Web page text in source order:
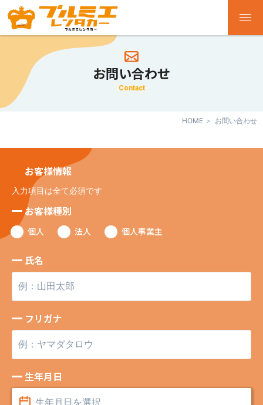
お問い合わせ
Contact
HOME お問い合わせ
お客様情報
入力項目は全て必須です
お客様種別
個人 法人 個人事業主
氏名
フリガナ
生年月日